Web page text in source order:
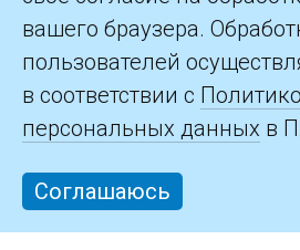
вашего браузера.
пользователей
в соответствии с
персональных данных в
Соглашаюсь